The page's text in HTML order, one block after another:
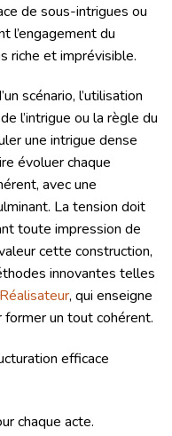
de sous-intrigues ou
l’engagement du
riche et imprévisible.
scénario, l’utilisation
l’intrigue ou la règle du
une intrigue dense
évoluer chaque
avec une
La tension doit
toute impression de
cette construction,
innovantes telles
, qui enseigne
un tout cohérent.
efficace
chaque acte.